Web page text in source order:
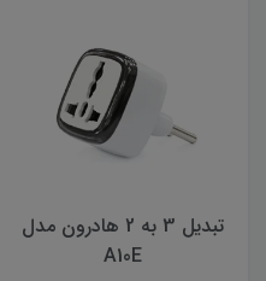
تبدیل 3 به 2 هادرون مدل
A10E